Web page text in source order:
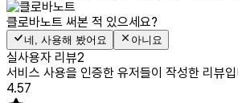
클로바노트 써본 적 있으세요?
네, 사용해 봤어요 아니요
실사용자 리뷰2
서비스 사용을 인증한 유저들이 작성한 리뷰
4.57